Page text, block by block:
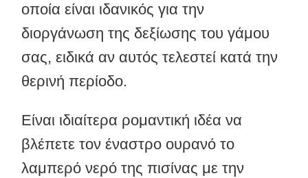
οποία είναι ιδανικός για την
διοργάνωση της δεξίωσης του γάμου
σας, ειδικά αν αυτός τελεστεί κατά την
θερινή περίοδο.
Είναι ιδιαίτερα ρομαντική ιδέα να
βλέπετε τον έναστρο ουρανό το
λαμπερό νερό της πισίνας με την